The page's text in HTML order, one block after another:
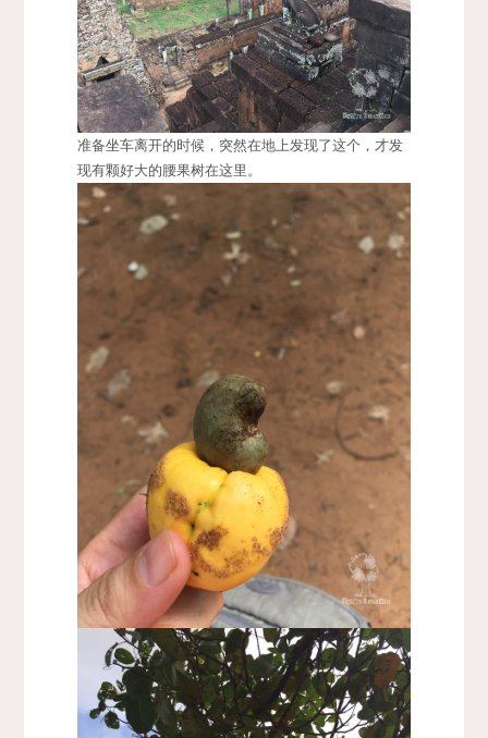
准备坐车离开的时候，突然在地上发现了这个，才发
现有颗好大的腰果树在这里。